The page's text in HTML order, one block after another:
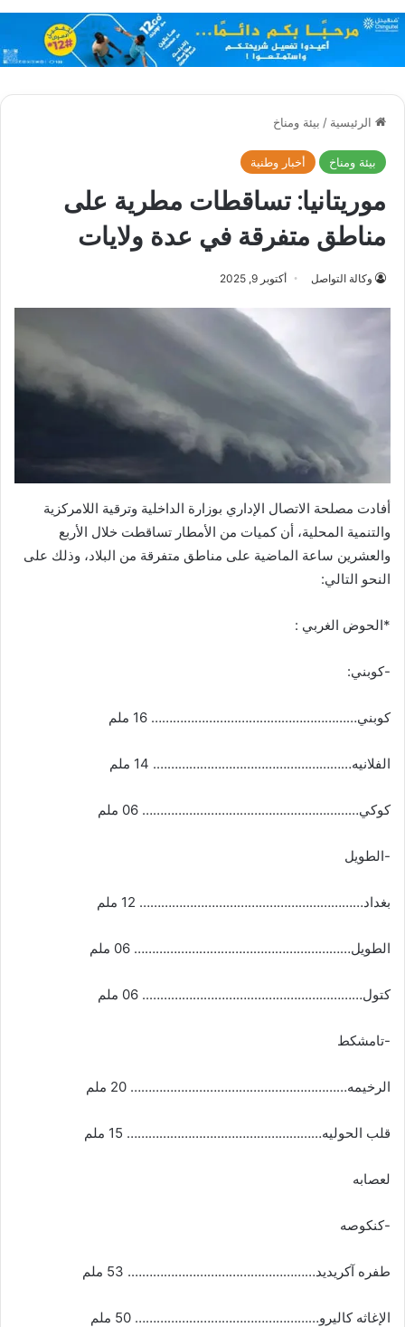
الرئيسية / بيئة ومناخ
بيئة ومناخ أخبار وطنية
موريتانيا: تساقطات مطرية على
مناطق متفرقة في عدة ولايات
وكالة التواصل أكتوبر 9, 2025
أفادت مصلحة الاتصال الإداري بوزارة الداخلية وترقية اللامركزية
والتنمية المحلية، أن كميات من الأمطار تساقطت خلال الأربع
والعشرين ساعة الماضية على مناطق متفرقة من البلاد، وذلك على
النحو التالي:
*الحوض الغربي :
-كوبني:
كوبني………………………………………………… 16 ملم
الفلانيه………………………………………………. 14 ملم
كوكي…………………………………………………… 06 ملم
-الطويل
بغداد………………………..…………………………… 12 ملم
الطويل…………………………………………………… 06 ملم
كتول…………………………..……………………….. 06 ملم
-تامشكط
الرخيمه…………………………………………………… 20 ملم
قلب الحوليه……………………………………………… 15 ملم
لعصابه
-كنكوصه
طفره آكريديد……………………………………………. 53 ملم
الإغاثه كاليرو…………………………………………… 50 ملم